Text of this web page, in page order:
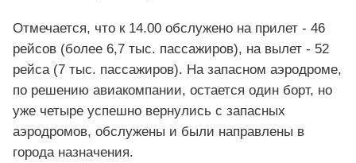
Отмечается, что к 14.00 обслужено на прилет - 46
рейсов (более 6,7 тыс. пассажиров), на вылет - 52
рейса (7 тыс. пассажиров). На запасном аэродроме,
по решению авиакомпании, остается один борт, но
уже четыре успешно вернулись с запасных
аэродромов, обслужены и были направлены в
города назначения.